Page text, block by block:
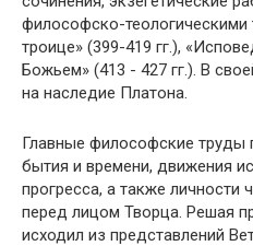
философско-теологическими
троице» (399-419 гг.),
Божьем» (413 - 427 гг.). В
на наследие Платона.
Главные философские
бытия и времени, движения
прогресса, а также личности
перед лицом Творца. Решая
исходил из представлений